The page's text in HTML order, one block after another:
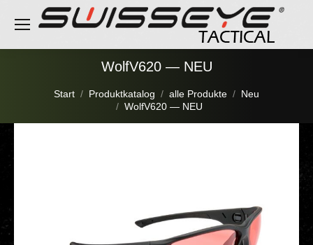
WolfV620 — NEU
Sie befinden sich hier:
Start Produktkatalog alle Produkte
Neu
WolfV620 — NEU